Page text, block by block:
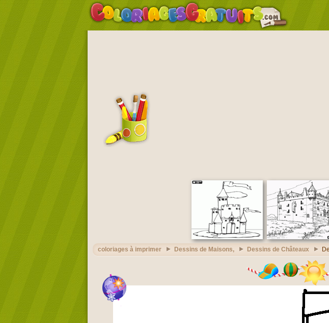
coloriages à imprimer Dessins de Maisons, Dessins de Châteaux